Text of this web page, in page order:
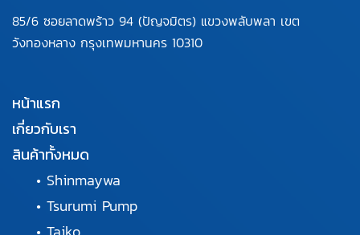
85/6 ซอยลาดพร้าว 94 (ปัญจมิตร) แขวงพลับพลา เขต
วังทองหลาง กรุงเทพมหานคร 10310
หน้าแรก
เกี่ยวกับเรา
สินค้าทั้งหมด
• Shinmaywa
• Tsurumi Pump